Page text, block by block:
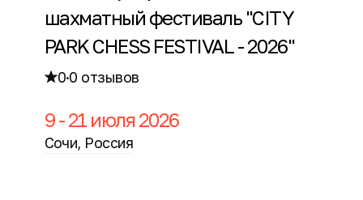
шахматный фестиваль "CITY
PARK CHESS FESTIVAL - 2026"
0·0 отзывов
9 - 21 июля 2026
Сочи, Россия